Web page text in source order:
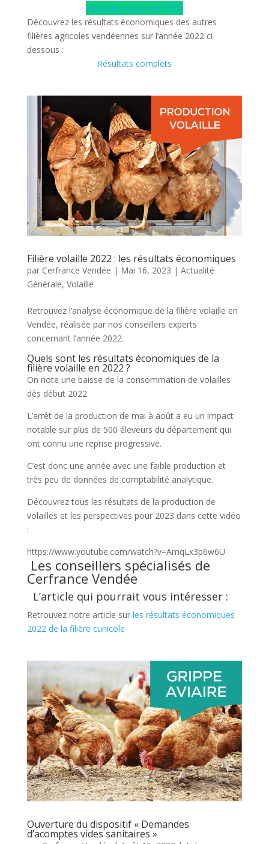
Résultats aviculture 2022
Découvrez les résultats économiques des autres
filières agricoles vendéennes sur l’année 2022 ci-
dessous :
Résultats complets
Filière volaille 2022 : les résultats économiques
par Cerfrance Vendée | Mai 16, 2023 | Actualité
Générale, Volaille
Retrouvez l’analyse économique de la filière volaille en
Vendée, réalisée par nos conseillers experts
concernant l’année 2022.
Quels sont les résultats économiques de la
filière volaille en 2022 ?
On note une baisse de la consommation de volailles
dès début 2022.
L’arrêt de la production de mai à août a eu un impact
notable sur plus de 500 éleveurs du département qui
ont connu une reprise progressive.
C’est donc une année avec une faible production et
très peu de données de comptabilité analytique.
Découvrez tous les résultats de la production de
volailles et les perspectives pour 2023 dans cette vidéo
:
https://www.youtube.com/watch?v=AmqLx3p6w6U
Les conseillers spécialisés de
Cerfrance Vendée
L’article qui pourrait vous intéresser :
Retrouvez notre article sur les résultats économiques
2022 de la filière cunicole
Ouverture du dispositif « Demandes
d’acomptes vides sanitaires »